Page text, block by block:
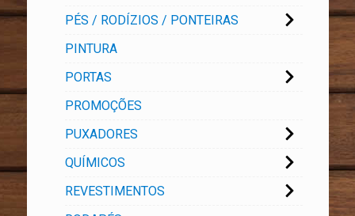
PÉS / RODÍZIOS / PONTEIRAS
PINTURA
PORTAS
PROMOÇÕES
PUXADORES
QUÍMICOS
REVESTIMENTOS